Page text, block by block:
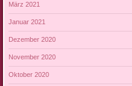
März 2021
Januar 2021
Dezember 2020
November 2020
Oktober 2020